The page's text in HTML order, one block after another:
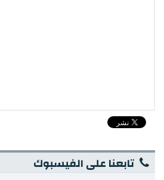
تابعنا على الفيسبوك